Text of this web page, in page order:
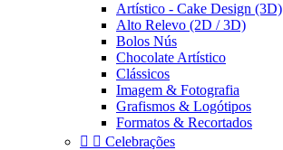
Artístico - Cake Design (3D)
Alto Relevo (2D / 3D)
Bolos Nús
Chocolate Artístico
Clássicos
Imagem & Fotografia
Grafismos & Logótipos
Formatos & Recortados
  Celebrações